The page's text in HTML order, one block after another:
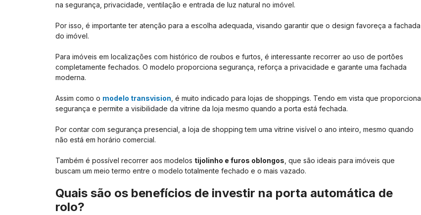
na segurança, privacidade, ventilação e entrada de luz natural no imóvel.
Por isso, é importante ter atenção para a escolha adequada, visando garantir que o design favoreça a fachada
do imóvel.
Para imóveis em localizações com histórico de roubos e furtos, é interessante recorrer ao uso de portões
completamente fechados. O modelo proporciona segurança, reforça a privacidade e garante uma fachada
moderna.
Assim como o modelo transvision, é muito indicado para lojas de shoppings. Tendo em vista que proporciona
segurança e permite a visibilidade da vitrine da loja mesmo quando a porta está fechada.
Por contar com segurança presencial, a loja de shopping tem uma vitrine visível o ano inteiro, mesmo quando
não está em horário comercial.
Também é possível recorrer aos modelos tijolinho e furos oblongos, que são ideais para imóveis que
buscam um meio termo entre o modelo totalmente fechado e o mais vazado.
Quais são os benefícios de investir na porta automática de
rolo?